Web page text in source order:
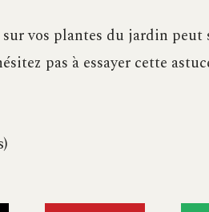
vos plantes du jardin peut
pas à essayer cette